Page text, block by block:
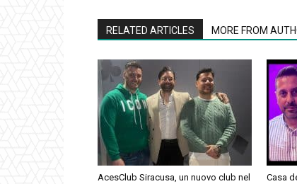
RELATED ARTICLES MORE FROM
AcesClub Siracusa, un nuovo club nel
Casa